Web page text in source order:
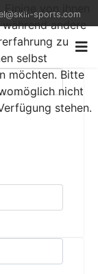
sports.com
von ihnen
andere
zu
selbst
möchten. Bitte
nicht
stehen.